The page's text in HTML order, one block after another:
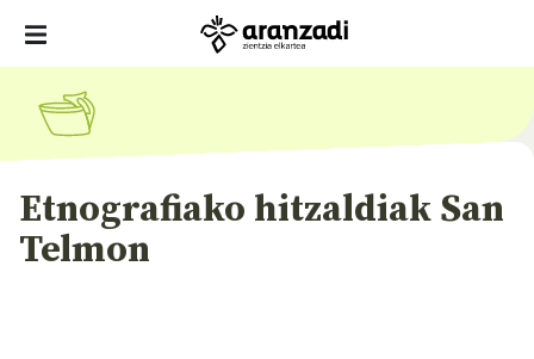
Etnografiako hitzaldiak San
Telmon